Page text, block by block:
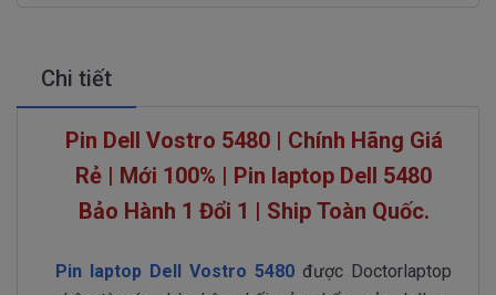
Chi tiết
Pin Dell Vostro 5480 | Chính Hãng Giá
Rẻ | Mới 100% | Pin laptop Dell 5480
Bảo Hành 1 Đổi 1 | Ship Toàn Quốc.
Pin laptop Dell Vostro 5480 được Doctorlaptop